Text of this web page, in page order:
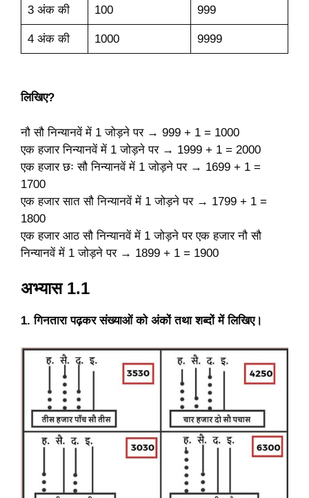
3 अंक की 100 999
4 अंक की 1000 9999
लिखिए?
नौ सौ निन्यानवें में 1 जोड़ने पर → 999 + 1 = 1000
एक हजार निन्यानवें में 1 जोड़ने पर → 1999 + 1 = 2000
एक हजार छः सौ निन्यानवें में 1 जोड़ने पर → 1699 + 1 =
1700
एक हजार सात सौ निन्यानवें में 1 जोड़ने पर → 1799 + 1 =
1800
एक हजार आठ सौ निन्यानवें में 1 जोड़ने पर एक हजार नौ सौ
निन्यानवें में 1 जोड़ने पर → 1899 + 1 = 1900
अभ्यास 1.1
1. गिनतारा पढ़कर संख्याओं को अंकों तथा शब्दों में लिखिए।